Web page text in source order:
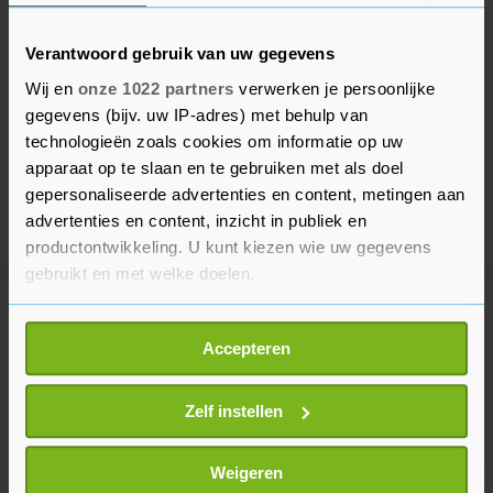
Verantwoord gebruik van uw gegevens
Wij en onze 1022 partners verwerken je persoonlijke
gegevens (bijv. uw IP-adres) met behulp van
technologieën zoals cookies om informatie op uw
apparaat op te slaan en te gebruiken met als doel
gepersonaliseerde advertenties en content, metingen aan
advertenties en content, inzicht in publiek en
productontwikkeling. U kunt kiezen wie uw gegevens
gebruikt en met welke doelen.
Als u het toestaat, willen we ook graag:
Informatie verzamelen over uw geografische
locatie, die tot een paar meter nauwkeurig kan zijn
Uw apparaat identificeren door het actief te
scannen op specifieke eigenschappen (fingerprinting)
Lees meer over hoe uw persoonlijke gegevens worden
Accepteren
Zelf instellen
Weigeren
Meer uit Binnenland
2 uur geleden